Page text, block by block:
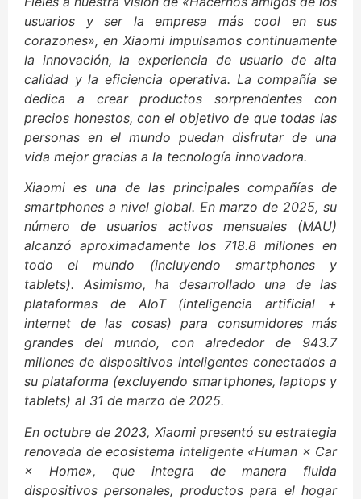
usuarios y ser la empresa más cool en sus
corazones», en Xiaomi impulsamos continuamente
la innovación, la experiencia de usuario de alta
calidad y la eficiencia operativa. La compañía se
dedica a crear productos sorprendentes con
precios honestos, con el objetivo de que todas las
personas en el mundo puedan disfrutar de una
vida mejor gracias a la tecnología innovadora.
Xiaomi es una de las principales compañías de
smartphones a nivel global. En marzo de 2025, su
número de usuarios activos mensuales (MAU)
alcanzó aproximadamente los 718.8 millones en
todo el mundo (incluyendo smartphones y
tablets). Asimismo, ha desarrollado una de las
plataformas de AIoT (inteligencia artificial +
internet de las cosas) para consumidores más
grandes del mundo, con alrededor de 943.7
millones de dispositivos inteligentes conectados a
su plataforma (excluyendo smartphones, laptops y
tablets) al 31 de marzo de 2025.
En octubre de 2023, Xiaomi presentó su estrategia
renovada de ecosistema inteligente «Human × Car
× Home», que integra de manera fluida
dispositivos personales, productos para el hogar